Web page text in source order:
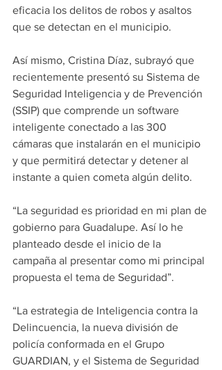
eficacia los delitos de robos y asaltos
que se detectan en el municipio.
Así mismo, Cristina Díaz, subrayó que
recientemente presentó su Sistema de
Seguridad Inteligencia y de Prevención
(SSIP) que comprende un software
inteligente conectado a las 300
cámaras que instalarán en el municipio
y que permitirá detectar y detener al
instante a quien cometa algún delito.
“La seguridad es prioridad en mi plan de
gobierno para Guadalupe. Así lo he
planteado desde el inicio de la
campaña al presentar como mi principal
propuesta el tema de Seguridad”.
“La estrategia de Inteligencia contra la
Delincuencia, la nueva división de
policía conformada en el Grupo
GUARDIAN, y el Sistema de Seguridad